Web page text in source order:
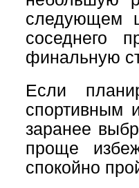
следующем
соседнего
финальную
Если
спортивным
заранее
проще
спокойно